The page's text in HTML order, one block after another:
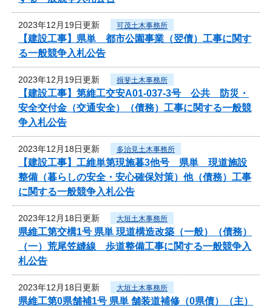
2023年12月19日更新 可茂土木事務所
【建設工事】県単 都市公園事業（翌債）工事に関す
る一般競争入札公告
2023年12月19日更新 揖斐土木事務所
【建設工事】第維工交安A01-037-3号 公共 防災・
安全交付金（交通安全）（債務）工事に関する一般競
争入札公告
2023年12月18日更新 多治見土木事務所
【建設工事】工維単第現施暮3他号 県単 現道施設
整備（暮らしの安全・安心確保対策）他（債務）工事
に関する一般競争入札公告
2023年12月18日更新 大垣土木事務所
県維工第交構1号 県単 現道構造改築（一般）（債務）
（一）荒尾笠縫線 歩道整備工事に関する一般競争入
札公告
2023年12月18日更新 大垣土木事務所
県維工第0県舗補1号 県単 舗装道補修（0県債）（主）